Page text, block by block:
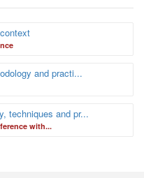
and practi...
techniques and pr...
with...